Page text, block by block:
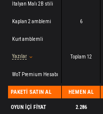
İtalyan Malı 2B stili
Kaplan 2 amblemi
Kurt amblemli
Yazılar
WoT Premium Hesabı
PAKETİ SATIN AL
OYUN İÇİ FİYAT
6
Toplam 12
HEMEN AL
2.286